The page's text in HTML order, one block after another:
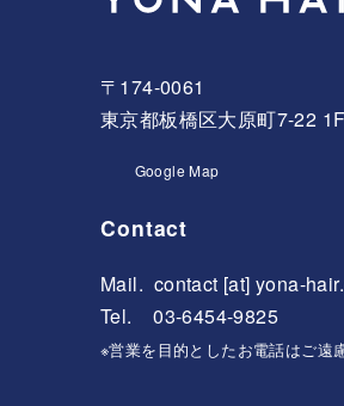
〒174-0061
東京都板橋区大原町7-22 1F
Google Map
Contact
Mail. contact [at] yona-
Tel. 03-6454-9825
※営業を目的としたお電話はご遠